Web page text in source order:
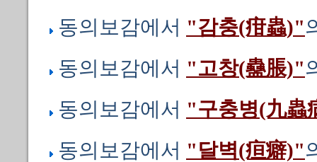
동의보감에서 "감충(疳蟲)"
동의보감에서 "고창(蠱脹)"
동의보감에서 "구충병(九蟲
동의보감에서 "달벽(疸癖)"